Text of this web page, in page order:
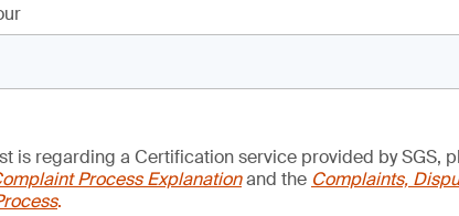
is regarding a Certification service provided by SGS,
Process Explanationand the Complaints,
.